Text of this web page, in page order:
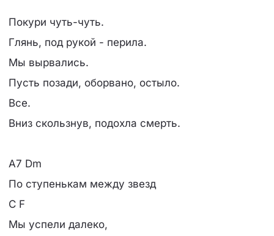
Покури чуть-чуть.
Глянь, под рукой - перила.
Мы вырвались.
Пусть позади, оборвано, остыло.
Все.
Вниз скользнув, подохла смерть.
A7 Dm
По ступенькам между звезд
C F
Мы успели далеко,